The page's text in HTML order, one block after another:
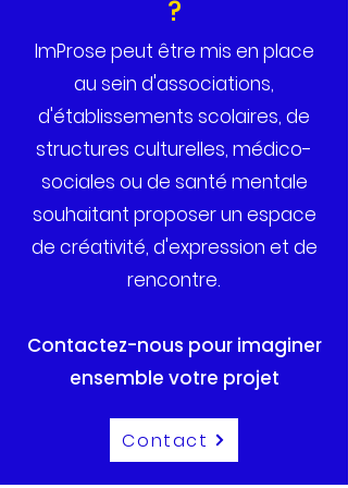
?
ImProse peut être mis en place
au sein d'associations,
d'établissements scolaires, de
structures culturelles, médico-
sociales ou de santé mentale
souhaitant proposer un espace
de créativité, d'expression et de
rencontre.
Contactez-nous pour imaginer
ensemble votre projet
Contact